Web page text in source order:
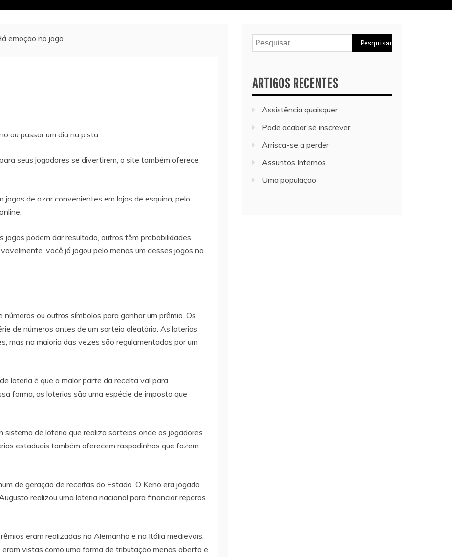
emoção no jogo
ou passar um dia na pista.
seus jogadores se divertirem, o site também oferece
jogos de azar convenientes em lojas de esquina, pelo
jogos podem dar resultado, outros têm probabilidades
você já jogou pelo menos um desses jogos na
ou outros símbolos para ganhar um prêmio. Os
de números antes de um sorteio aleatório. As loterias
mas na maioria das vezes são regulamentadas por um
loteria é que a maior parte da receita vai para
forma, as loterias são uma espécie de imposto que
sistema de loteria que realiza sorteios onde os jogadores
estaduais também oferecem raspadinhas que fazem
de geração de receitas do Estado. O Keno era jogado
realizou uma loteria nacional para financiar reparos
eram realizadas na Alemanha e na Itália medievais.
vistas como uma forma de tributação menos aberta e
Pesquisar
por:
ARTIGOS RECENTES
Assistência quaisquer
Pode acabar se inscrever
Arrisca-se a perder
Assuntos Internos
Uma população